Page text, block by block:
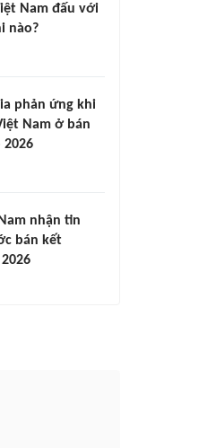
Nam đấu với
nào?
phản ứng khi
Nam ở bán
2026
nhận tin
bán kết